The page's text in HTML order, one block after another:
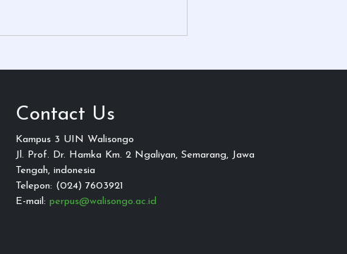
Contact Us
Kampus 3 UIN Walisongo
Jl. Prof. Dr. Hamka Km. 2 Ngaliyan, Semarang, Jawa
Tengah, indonesia
Telepon: (024) 7603921
E-mail: perpus@walisongo.ac.id